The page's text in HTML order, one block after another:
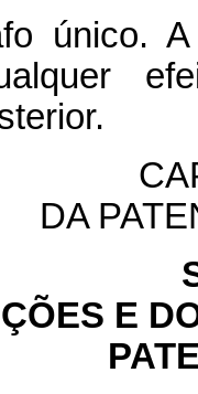
único.
DA
E